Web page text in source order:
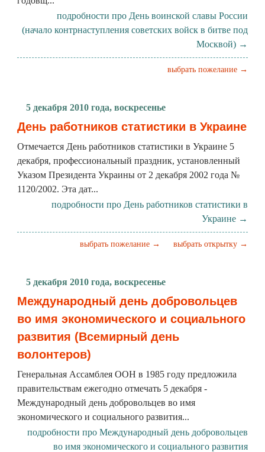
подробности про День воинской славы России
(начало контрнаступления советских войск в битве под
Москвой) →
выбрать пожелание →
5 декабря 2010 года, воскресенье
День работников статистики в Украине
Отмечается День работников статистики в Украине 5
декабря, профессиональный праздник, установленный
Указом Президента Украины от 2 декабря 2002 года №
1120/2002. Эта дат...
подробности про День работников статистики в
Украине →
выбрать открытку →
выбрать пожелание →
5 декабря 2010 года, воскресенье
Международный день добровольцев
во имя экономического и социального
развития (Всемирный день
волонтеров)
Генеральная Ассамблея ООН в 1985 году предложила
правительствам ежегодно отмечать 5 декабря -
Международный день добровольцев во имя
экономического и социального развития...
подробности про Международный день добровольцев
во имя экономического и социального развития